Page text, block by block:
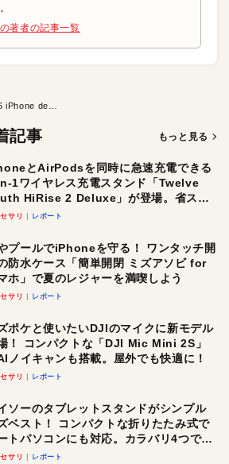
著者の記事一覧
記事 もっと見る
とAirPodsを同時に急速充電できる
1ワイヤレス充電スタンド「Twelve
HiRise 2 Deluxe」が登場。省スペ
でおしゃれに充電したい人にオスス
サリ レポート
プールでiPhoneを守る！ ワンタッチ開
防水ケース「簡単開閉 ミズアソビ for
ホ」で夏のレジャーを満喫しよう
サリ レポート
ポケと使いたいDJIのマイクに新モデル
！ コンパクトな「DJI Mic Mini 2S」
ノイキャンも搭載。屋外でも快適に！
サリ レポート
ソーのタブレットスタンドがシンプル
ベスト！ コンパクトな折りたたみ式で
トパソコンにも対応。カラバリ4つで選
楽しさも
サリ レポート